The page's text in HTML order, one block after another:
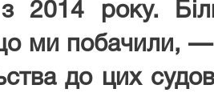
2014 року.
ми побачили, —
до цих